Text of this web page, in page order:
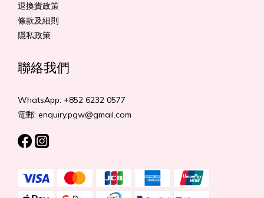
退換貨政策
條款及細則
隱私政策
聯絡我們
WhatsApp: +852 6232 0577
電郵: enquiry.pgw@gmail.com